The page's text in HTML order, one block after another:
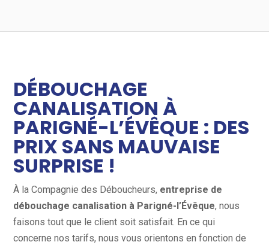
DÉBOUCHAGE
CANALISATION À
PARIGNÉ-L’ÉVÊQUE : DES
PRIX SANS MAUVAISE
SURPRISE !
À la Compagnie des Déboucheurs, entreprise de
débouchage canalisation à Parigné-l’Évêque, nous
faisons tout que le client soit satisfait. En ce qui
concerne nos tarifs, nous vous orientons en fonction de